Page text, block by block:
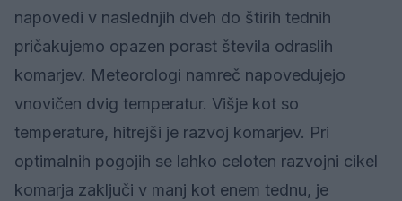
napovedi v naslednjih dveh do štirih tednih
pričakujemo opazen porast števila odraslih
komarjev. Meteorologi namreč napovedujejo
vnovičen dvig temperatur. Višje kot so
temperature, hitrejši je razvoj komarjev. Pri
optimalnih pogojih se lahko celoten razvojni cikel
komarja zaključi v manj kot enem tednu, je